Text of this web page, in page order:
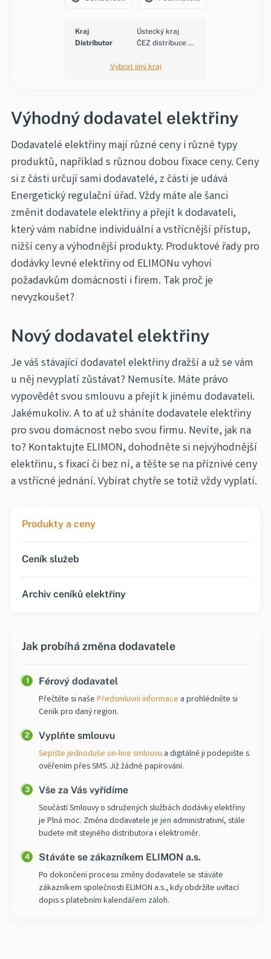
Kraj
Ústecký kraj
Distributor
ČEZ distribuce a.s.
Vybrat jiný kraj
Výhodný dodavatel elektřiny
Dodavatelé elektřiny mají různé ceny i různé typy
produktů, například s různou dobou fixace ceny. Ceny
si z části určují sami dodavatelé, z části je udává
Energetický regulační úřad. Vždy máte ale šanci
změnit dodavatele elektřiny a přejít k dodavateli,
který vám nabídne individuální a vstřícnější přístup,
nižší ceny a výhodnější produkty. Produktové řady pro
dodávky levné elektřiny od ELIMONu vyhoví
požadavkům domácností i firem. Tak proč je
nevyzkoušet?
Nový dodavatel elektřiny
Je váš stávající dodavatel elektřiny dražší a už se vám
u něj nevyplatí zůstávat? Nemusíte. Máte právo
vypovědět svou smlouvu a přejít k jinému dodavateli.
Jakémukoliv. A to ať už sháníte dodavatele elektřiny
pro svou domácnost nebo svou firmu. Nevíte, jak na
to? Kontaktujte ELIMON, dohodněte si nejvýhodnější
elektřinu, s fixací či bez ní, a těšte se na příznivé ceny
a vstřícné jednání. Vybírat chytře se totiž vždy vyplatí.
Produkty a ceny
Ceník služeb
Archiv ceníků elektřiny
Jak probíhá změna dodavatele
1 Férový dodavatel
Přečtěte si naše Předsmluvní informace a prohlédněte si
Ceník pro daný region.
2 Vyplňte smlouvu
Sepište jednoduše on-line smlouvu a digitálně ji podepište s
ověřením přes SMS. Již žádné papírování.
3 Vše za Vás vyřídíme
Součástí Smlouvy o sdružených službách dodávkyelektřiny
je Plná moc. Změna dodavatele je jen administrativní, stále
budete mít stejného distributora i elektroměr.
4 Stáváte se zákazníkem ELIMON a.s.
Po dokončení procesu změny dodavatele se stáváte
zákazníkem společnosti ELIMON a.s., kdy obdržíte uvítací
dopis s platebním kalendářem záloh.